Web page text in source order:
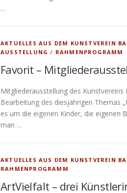
…
AKTUELLES AUS DEM KUNSTVEREIN
AUSSTELLUNG / RAHMENPROGRAMM
Favorit –
Mitgliederausstellung des Kunstvereins
Bearbeitung des diesjährigen Themas
es um die eigenen Kinder, die eigenen
man …
AKTUELLES AUS DEM KUNSTVEREIN
RAHMENPROGRAMM
ArtVielfalt – drei